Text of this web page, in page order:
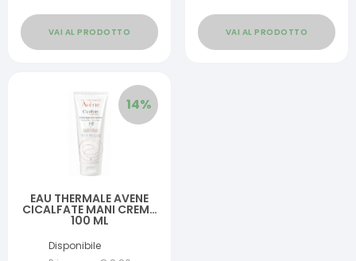
VAI AL PRODOTTO VAI AL PRODOTTO
14%
EAU THERMALE AVENE
CICALFATE MANI CREMA
100 ML
Disponibile